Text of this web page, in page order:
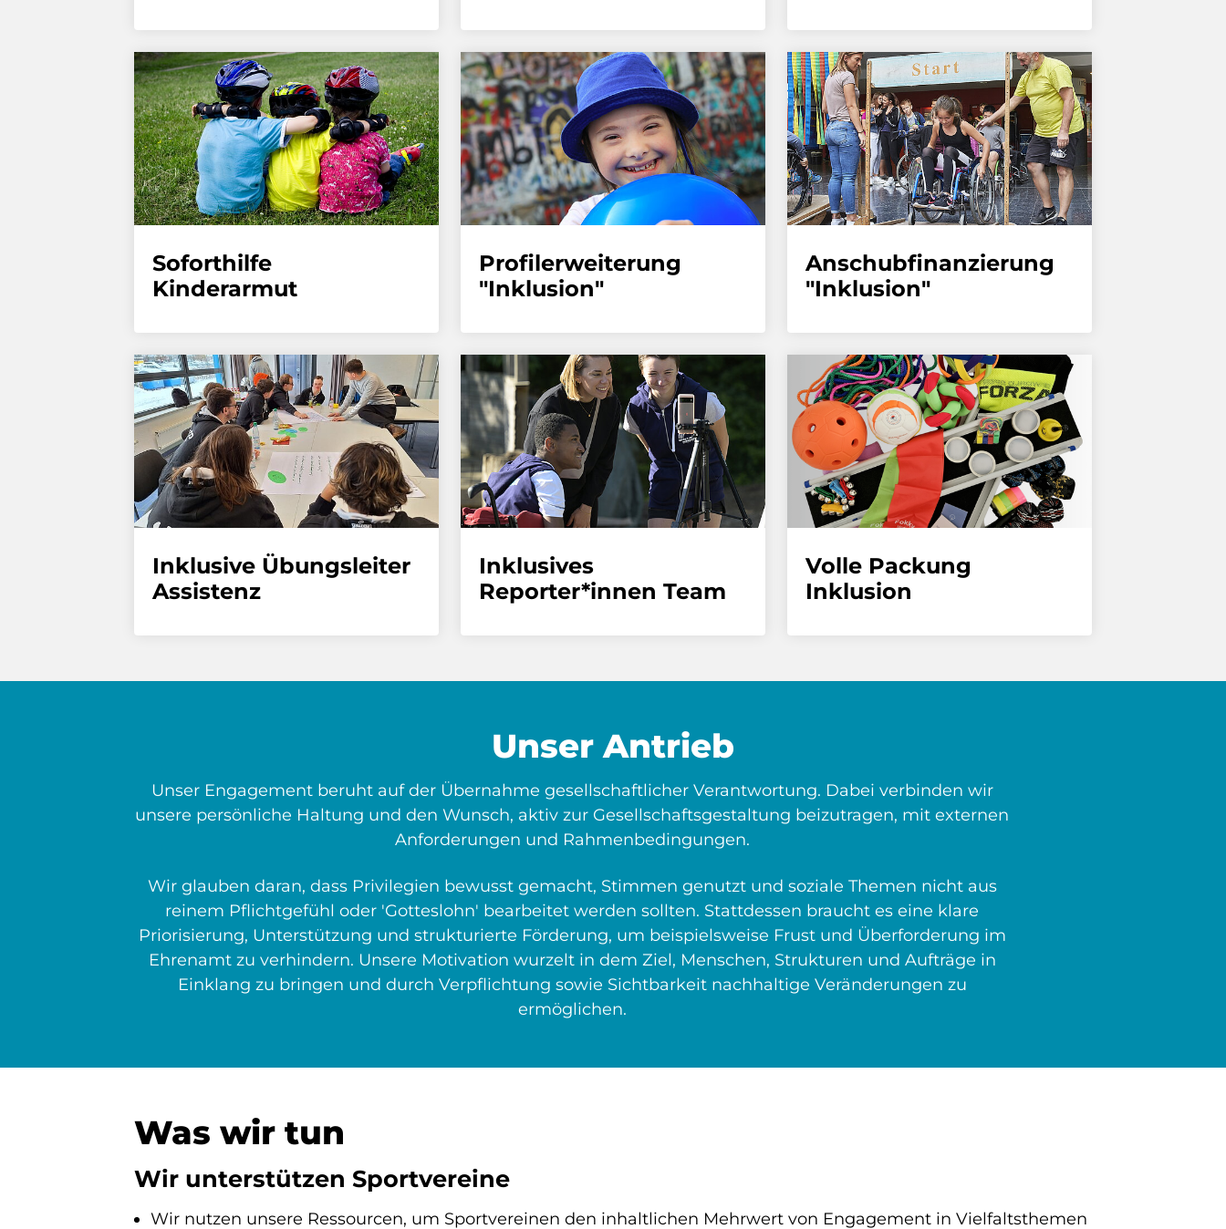
Soforthilfe
Kinderarmut
Profilerweiterung
"Inklusion"
Anschubfinanzierung
"Inklusion"
Inklusive Übungsleiter
Assistenz
Inklusives
Reporter*innen Team
Volle Packung
Inklusion
Unser Antrieb
Unser Engagement beruht auf der Übernahme gesellschaftlicher Verantwortung. Dabei verbinden wir
unsere persönliche Haltung und den Wunsch, aktiv zur Gesellschaftsgestaltung beizutragen, mit externen
Anforderungen und Rahmenbedingungen.
Wir glauben daran, dass Privilegien bewusst gemacht, Stimmen genutzt und soziale Themen nicht aus
reinem Pflichtgefühl oder 'Gotteslohn' bearbeitet werden sollten. Stattdessen braucht es eine klare
Priorisierung, Unterstützung und strukturierte Förderung, um beispielsweise Frust und Überforderung im
Ehrenamt zu verhindern. Unsere Motivation wurzelt in dem Ziel, Menschen, Strukturen und Aufträge in
Einklang zu bringen und durch Verpflichtung sowie Sichtbarkeit nachhaltige Veränderungen zu
ermöglichen.
Was wir tun
Wir unterstützen Sportvereine
Wir nutzen unsere Ressourcen, um Sportvereinen den inhaltlichen Mehrwert von Engagement in Vielfaltsthemen